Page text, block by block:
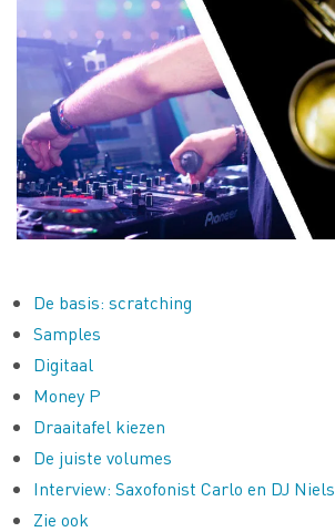
De basis: scratching
Samples
Digitaal
Money P
Draaitafel kiezen
De juiste volumes
Interview: Saxofonist Carlo en DJ Niels
Zie ook